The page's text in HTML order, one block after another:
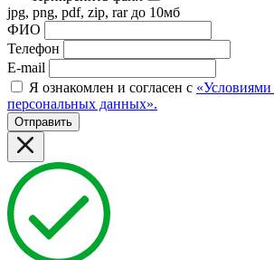
jpg, png, pdf, zip, rar до 10мб
ФИО
Телефон
E-mail
Я ознакомлен и согласен с «Условиями
персональных данных».
Отправить